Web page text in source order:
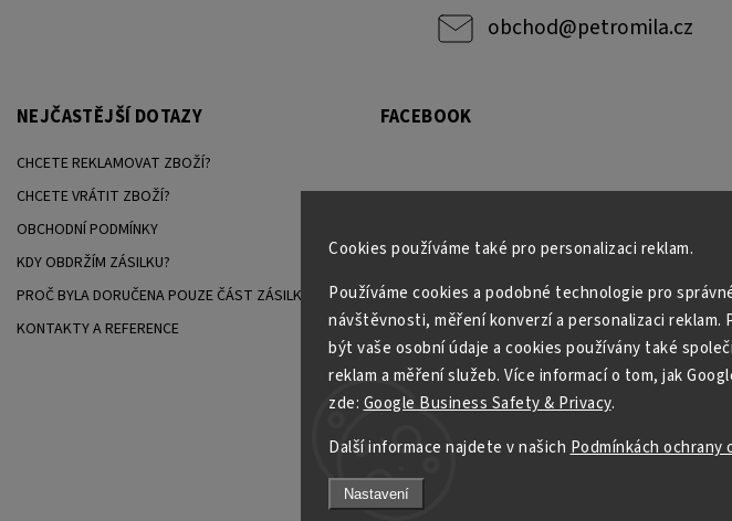
Cookies používáme také pro personalizaci reklam.
Používáme cookies a podobné technologie pro
návštěvnosti, měření konverzí a personalizaci reklam.
být vaše osobní údaje a cookies používány také
reklam a měření služeb. Více informací o tom, jak
zde: Google Business Safety & Privacy.
Další informace najdete v našich Podmínkách ochrany
Nastavení
obchod@petromila.cz
NEJČASTĚJŠÍ DOTAZY
CHCETE REKLAMOVAT ZBOŽÍ?
CHCETE VRÁTIT ZBOŽÍ?
OBCHODNÍ PODMÍNKY
KDY OBDRŽÍM ZÁSILKU?
PROČ BYLA DORUČENA POUZE ČÁST ZÁSILKY?
KONTAKTY A REFERENCE
FACEBOOK
Copyright 2026
Upravit